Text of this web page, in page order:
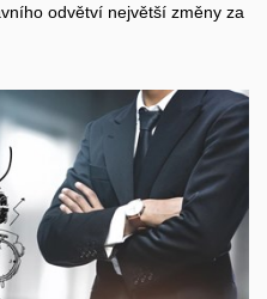
odvětví největší změny za